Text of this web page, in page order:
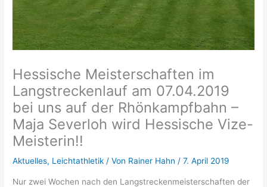
Hessische Meisterschaften im
Langstreckenlauf am 07.04.2019
bei uns auf der Rhönkampfbahn –
Maja Severloh wird Hessische Vize-
Meisterin!!
Aktuelles, Leichtathletik / Von Rainer Hahn /7. April 2019
Nur zwei Wochen nach den Langstreckenmeisterschaften der